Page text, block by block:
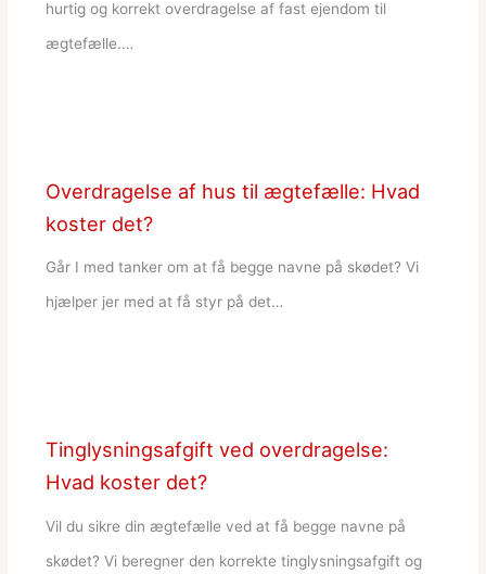
hurtig og korrekt overdragelse af fast ejendom til
ægtefælle.…
Overdragelse af hus til ægtefælle: Hvad
koster det?
Går I med tanker om at få begge navne på skødet? Vi
hjælper jer med at få styr på det…
Tinglysningsafgift ved overdragelse:
Hvad koster det?
Vil du sikre din ægtefælle ved at få begge navne på
skødet? Vi beregner den korrekte tinglysningsafgift og